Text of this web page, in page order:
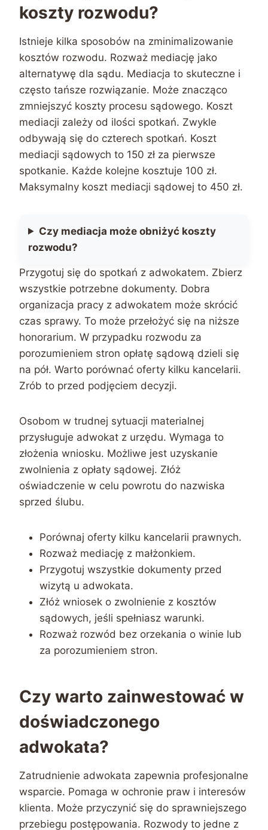
koszty rozwodu?
Istnieje kilka sposobów na zminimalizowanie
kosztów rozwodu. Rozważ mediację jako
alternatywę dla sądu. Mediacja to skuteczne i
często tańsze rozwiązanie. Może znacząco
zmniejszyć koszty procesu sądowego. Koszt
mediacji zależy od ilości spotkań. Zwykle
odbywają się do czterech spotkań. Koszt
mediacji sądowych to 150 zł za pierwsze
spotkanie. Każde kolejne kosztuje 100 zł.
Maksymalny koszt mediacji sądowej to 450 zł.
Czy mediacja może obniżyć koszty
rozwodu?
Przygotuj się do spotkań z adwokatem. Zbierz
wszystkie potrzebne dokumenty. Dobra
organizacja pracy z adwokatem może skrócić
czas sprawy. To może przełożyć się na niższe
honorarium. W przypadku rozwodu za
porozumieniem stron opłatę sądową dzieli się
na pół. Warto porównać oferty kilku kancelarii.
Zrób to przed podjęciem decyzji.
Osobom w trudnej sytuacji materialnej
przysługuje adwokat z urzędu. Wymaga to
złożenia wniosku. Możliwe jest uzyskanie
zwolnienia z opłaty sądowej. Złóż
oświadczenie w celu powrotu do nazwiska
sprzed ślubu.
Porównaj oferty kilku kancelarii prawnych.
Rozważ mediację z małżonkiem.
Przygotuj wszystkie dokumenty przed
wizytą u adwokata.
Złóż wniosek o zwolnienie z kosztów
sądowych, jeśli spełniasz warunki.
Rozważ rozwód bez orzekania o winie lub
za porozumieniem stron.
Czy warto zainwestować w
doświadczonego
adwokata?
Zatrudnienie adwokata zapewnia profesjonalne
wsparcie. Pomaga w ochronie praw i interesów
klienta. Może przyczynić się do sprawniejszego
przebiegu postępowania. Rozwody to jedne z